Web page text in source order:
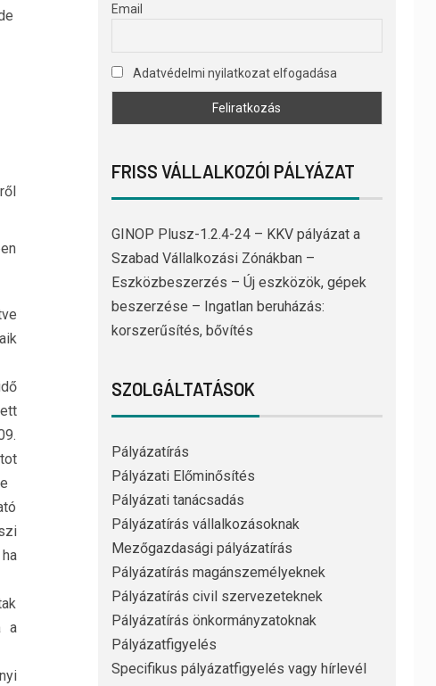
a
Email
Adatvédelmi nyilatkozat elfogadása
FRISS VÁLLALKOZÓI PÁLYÁZAT
GINOP Plusz-1.2.4-24 – KKV pályázat a
Szabad Vállalkozási Zónákban –
Eszközbeszerzés – Új eszközök, gépek
beszerzése – Ingatlan beruházás:
korszerűsítés, bővítés
SZOLGÁLTATÁSOK
Pályázatírás
Pályázati Előminősítés
Pályázati tanácsadás
Pályázatírás vállalkozásoknak
Mezőgazdasági pályázatírás
Pályázatírás magánszemélyeknek
Pályázatírás civil szervezeteknek
Pályázatírás önkormányzatoknak
Pályázatfigyelés
Specifikus pályázatfigyelés vagy hírlevél